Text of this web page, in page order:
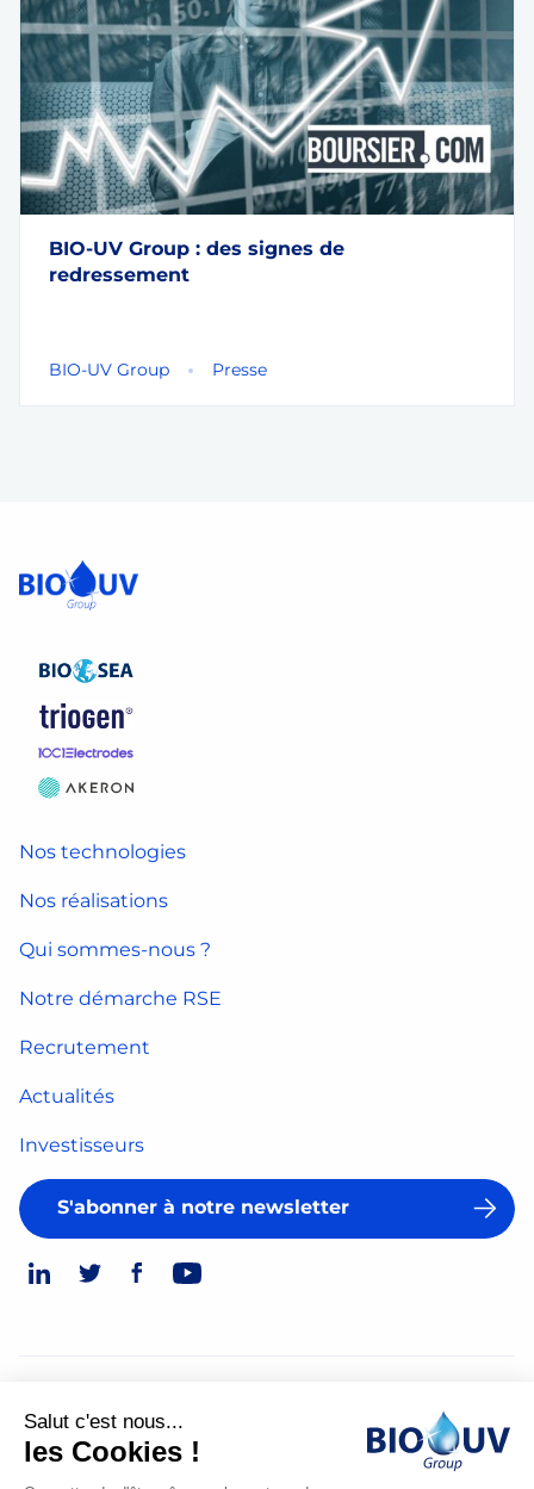
BIO-UV Group : des signes de
redressement
BIO-UV Group Presse
Nos technologies
Nos réalisations
Qui sommes-nous ?
Notre démarche RSE
Recrutement
Actualités
Investisseurs
S'abonner à notre newsletter
Mentions légales
Salut c'est nous...
les Cookies !